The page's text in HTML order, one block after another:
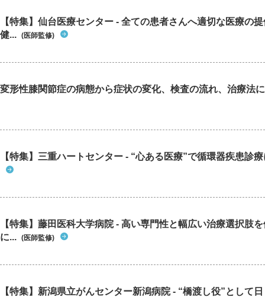
【特集】仙台医療センター - 全ての患者さんへ適切な医療の
健... (医師監修)
変形性膝関節症の病態から症状の変化、検査の流れ、治療法
【特集】三重ハートセンター - “心ある医療”で循環器疾患診
【特集】藤田医科大学病院 - 高い専門性と幅広い治療選択肢
に... (医師監修)
【特集】新潟県立がんセンター新潟病院 - “橋渡し役”として